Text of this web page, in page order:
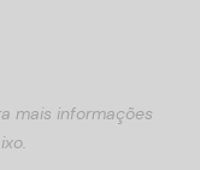
mais informações